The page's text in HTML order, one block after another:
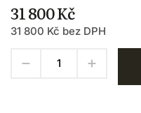
31 800 Kč
31 800 Kč bez DPH